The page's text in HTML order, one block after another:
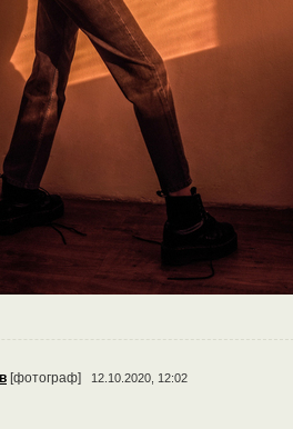
[фотограф] 12.10.2020, 12:02